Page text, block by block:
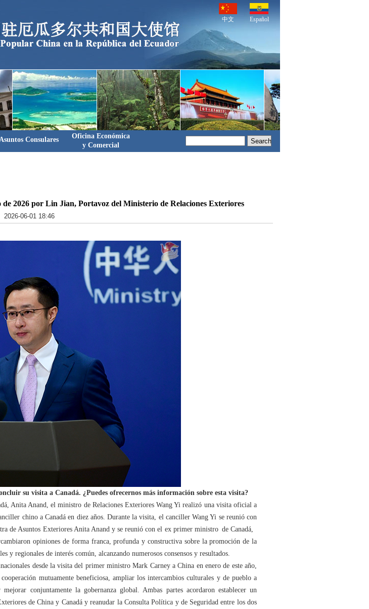
中文 Español
Consulares
Oficina Económica
y Comercial
2026 por Lin Jian, Portavoz del Ministerio de Relaciones Exteriores
2026-06-01 18:46
su visita a Canadá. ¿Puedes ofrecernos más información sobre esta visita?
Anita Anand, el ministro de Relaciones Exteriores Wang Yi realizó una visita oficial a
chino a Canadá en diez años. Durante la visita, el canciller Wang Yi se reunió con
de Asuntos Exteriores Anita Anand y se reunió con el ex primer ministro de Canadá,
opiniones de forma franca, profunda y constructiva sobre la promoción de la
y regionales de interés común, alcanzando numerosos consensos y resultados.
desde la visita del primer ministro Mark Carney a China en enero de este año,
mutuamente beneficiosa, ampliar los intercambios culturales y de pueblo a
conjuntamente la gobernanza global. Ambas partes acordaron establecer un
de China y Canadá y reanudar la Consulta Política y de Seguridad entre los dos